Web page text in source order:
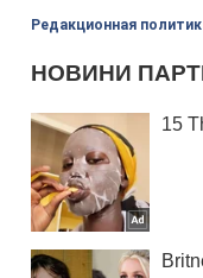
Редакционная